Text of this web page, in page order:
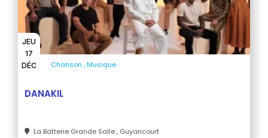
JEU
17
DÉC
Chanson Musique
DANAKIL
La Batterie Grande Salle , Guyancourt